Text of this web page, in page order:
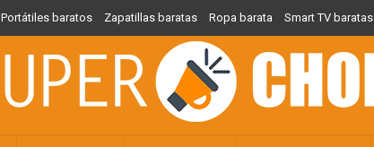
Portátiles baratos Zapatillas baratas Ropa barata Smart TV baratas